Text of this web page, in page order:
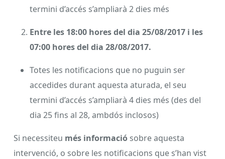
termini d’accés s’ampliarà 2 dies més
Entre les 18:00 hores del dia 25/08/2017 i les
07:00 hores del dia 28/08/2017.
Totes les notificacions que no puguin ser
accedides durant aquesta aturada, el seu
termini d’accés s’ampliarà 4 dies més (des del
dia 25 fins al 28, ambdós inclosos)
Si necessiteu més informació sobre aquesta
intervenció, o sobre les notificacions que s’han vist